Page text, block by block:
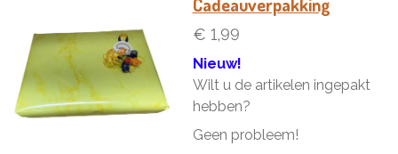
Cadeauverpakking
€ 1,99
Nieuw!
Wilt u de artikelen ingepakt
hebben?
Geen probleem!